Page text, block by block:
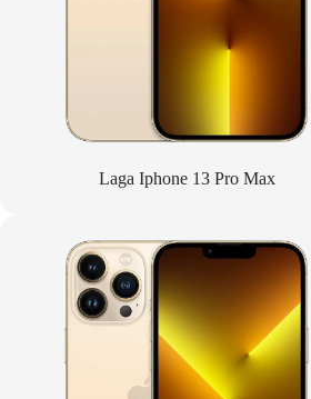
Laga Iphone 13 Pro Max